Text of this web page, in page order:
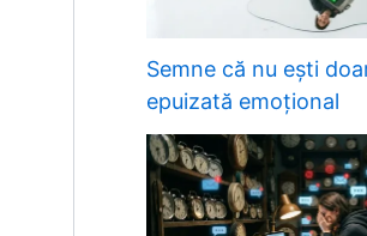
Semne că nu ești
epuizată emoțional